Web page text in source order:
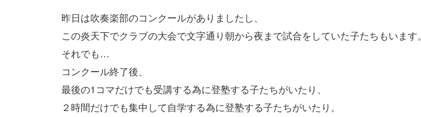
昨日は吹奏楽部のコンクールがありましたし、
この炎天下でクラブの大会で文字通り朝から夜まで試合をしていた子たちもいます。
それでも…
コンクール終了後、
最後の1コマだけでも受講する為に登塾する子たちがいたり、
２時間だけでも集中して自学する為に登塾する子たちがいたり。